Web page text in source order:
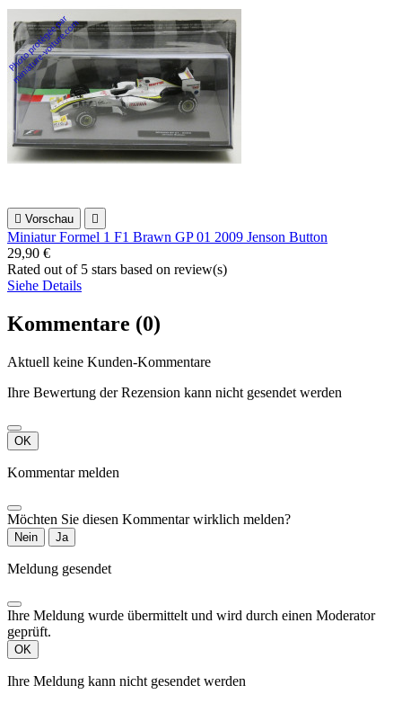
 Vorschau 
Miniatur Formel 1 F1 Brawn GP 01 2009 Jenson Button
29,90 €
Rated out of 5 stars based on review(s)
Siehe Details
Kommentare (0)
Aktuell keine Kunden-Kommentare
Ihre Bewertung der Rezension kann nicht gesendet werden
OK
Kommentar melden
Möchten Sie diesen Kommentar wirklich melden?
Nein Ja
Meldung gesendet
Ihre Meldung wurde übermittelt und wird durch einen Moderator
geprüft.
OK
Ihre Meldung kann nicht gesendet werden